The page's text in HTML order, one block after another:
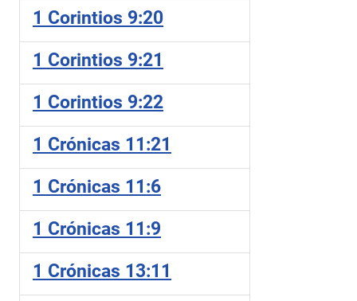
1 Corintios 9:20
1 Corintios 9:21
1 Corintios 9:22
1 Crónicas 11:21
1 Crónicas 11:6
1 Crónicas 11:9
1 Crónicas 13:11